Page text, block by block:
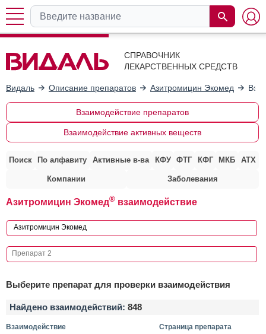
СПРАВОЧНИК
ЛЕКАРСТВЕННЫХ СРЕДСТВ
Видаль Описание препаратов Азитромицин Экомед
Взаимодействие препаратов
Взаимодействие активных веществ
Поиск По алфавиту Активные в-ва КФУ ФТГ КФГ МКБ АТХ
Компании Заболевания
Азитромицин Экомед® взаимодействие
Выберите препарат для проверки взаимодействия
Найдено взаимодействий: 848
Взаимодействие Страница препарата